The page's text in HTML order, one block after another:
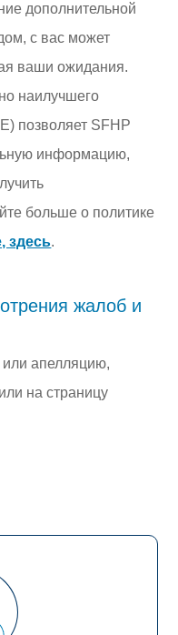
дополнительной
с вас может
ваши ожидания.
наилучшего
позволяет SFHP
информацию,
больше о политике
здесь.
жалоб и
или апелляцию,
или на страницу